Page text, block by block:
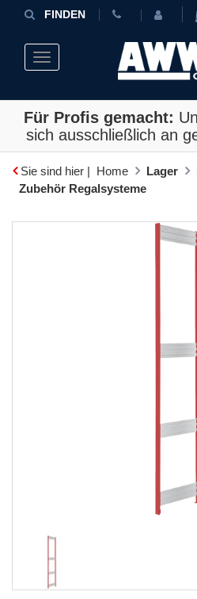
FINDEN
Toggle navigation
Für Profis gemacht:
sich ausschließlich an
Sie sind hier | Home Lager
Zubehör Regalsysteme